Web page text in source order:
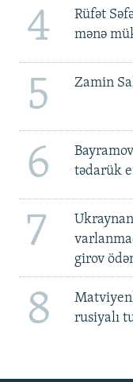
4
Rüfət
mənə
5 Zamin
6
tədarük
7
girov
8
rusiyalı